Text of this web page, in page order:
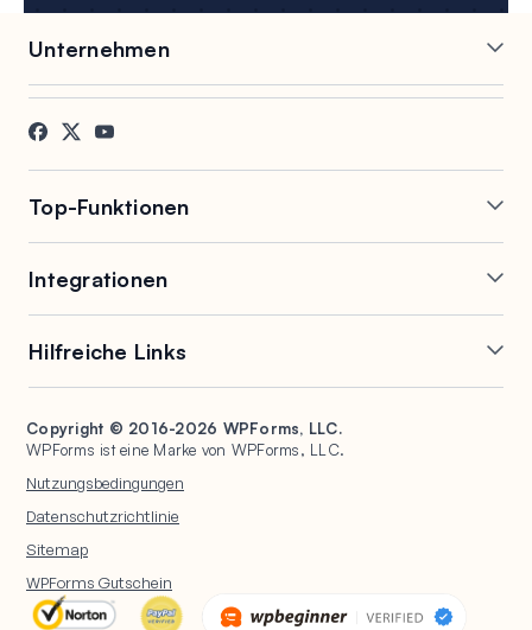
Unternehmen
Karriere
Referenzen
Partner
Top-Funktionen
Bedingte Logik
Konversationelle Formulare
Formular-Landingpages
Eintragsverwaltung
Formularabbruch
Formularbenachrichtigungen
Datei-Uploads
Berechnungsformulare
Geolokalisierungsformulare
Mehrseitige Formulare
Einreichungen
Umfragen und
Abstimmungen
Integrationen
Google Tabellen
Salesforce
HubSpot
Google Drive
Stripe
PayPal
Square
Hilfreiche Links
Dokumentation
WordPress Hosting
WPBeginner
WPConsent
Universally
Copyright © 2016-2026 WPForms, LLC.
WPForms ist eine Marke von WPForms, LLC.
Nutzungsbedingungen
Datenschutzrichtlinie
Sitemap
WPForms Gutschein